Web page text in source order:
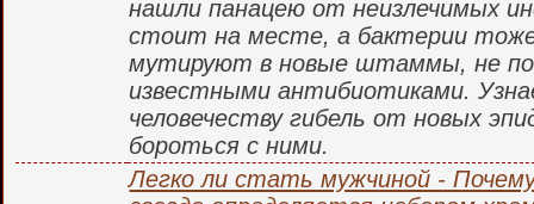
нашли панацею от неизлечимых
стоит на месте, а бактерии
мутируют в новые штаммы, не
известными антибиотиками.
человечеству гибель от новых
бороться с ними.
Легко ли стать мужчиной -